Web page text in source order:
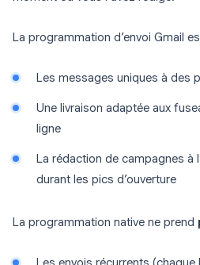
La programmation d’envoi Gmail
Les messages uniques à des
Une livraison adaptée aux
ligne
La rédaction de campagnes à
durant les pics d’ouverture
La programmation native ne prend